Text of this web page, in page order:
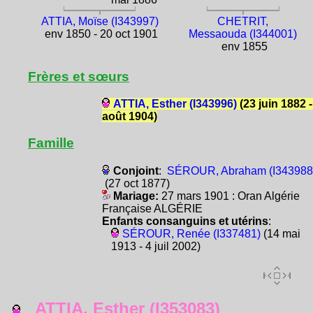
ATTIA, Moïse (I343997)
env 1850 - 20 oct 1901
CHETRIT,
Messaouda (I344001)
env 1855
Frères et sœurs
ATTIA, Esther (I343996)(23 juin 1882
août 1904)
Famille
Conjoint: SÉROUR, Abraham
(27 oct 1877)
Mariage: 27 mars 1901 : Oran Algérie
Française ALGÉRIE
Enfants consanguins et utérins:
SÉROUR, Renée (I337481)(14 mai
1913 - 4 juil 2002)
ATTIA, Esther (I353083)